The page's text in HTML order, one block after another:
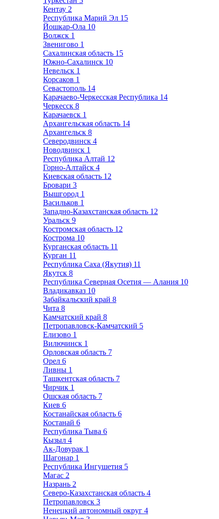
Кентау 2
Республика Марий Эл 15
Йошкар-Ола 10
Волжск 1
Звенигово 1
Сахалинская область 15
Южно-Сахалинск 10
Невельск 1
Корсаков 1
Севастополь 14
Карачаево-Черкесская Республика 14
Черкесск 8
Карачаевск 1
Архангельская область 14
Архангельск 8
Северодвинск 4
Новодвинск 1
Республика Алтай 12
Горно-Алтайск 4
Киевская область 12
Бровари 3
Вышгород 1
Васильков 1
Западно-Казахстанская область 12
Уральск 9
Костромская область 12
Кострома 10
Курганская область 11
Курган 11
Республика Саха (Якутия) 11
Якутск 8
Республика Северная Осетия — Алания 10
Владикавказ 10
Забайкальский край 8
Чита 8
Камчатский край 8
Петропавловск-Камчатский 5
Елизово 1
Вилючинск 1
Орловская область 7
Орел 6
Ливны 1
Ташкентская область 7
Чирчик 1
Ошская область 7
Киев 6
Костанайская область 6
Костанай 6
Республика Тыва 6
Кызыл 4
Ак-Довурак 1
Шагонар 1
Республика Ингушетия 5
Магас 2
Назрань 2
Северо-Казахстанская область 4
Петропавловск 3
Ненецкий автономный округ 4